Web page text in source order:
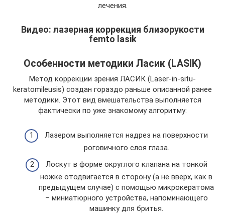
лечения.
Видео: лазерная коррекция близорукости
femto lasik
Особенности методики Ласик (LASIK)
Метод коррекции зрения ЛАСИК (Laser-in-situ-
keratomileusis) создан гораздо раньше описанной ранее
методики. Этот вид вмешательства выполняется
фактически по уже знакомому алгоритму:
Лазером выполняется надрез на поверхности
роговичного слоя глаза.
Лоскут в форме округлого клапана на тонкой
ножке отодвигается в сторону (а не вверх, как в
предыдущем случае) с помощью микрокератома
– миниатюрного устройства, напоминающего
машинку для бритья.